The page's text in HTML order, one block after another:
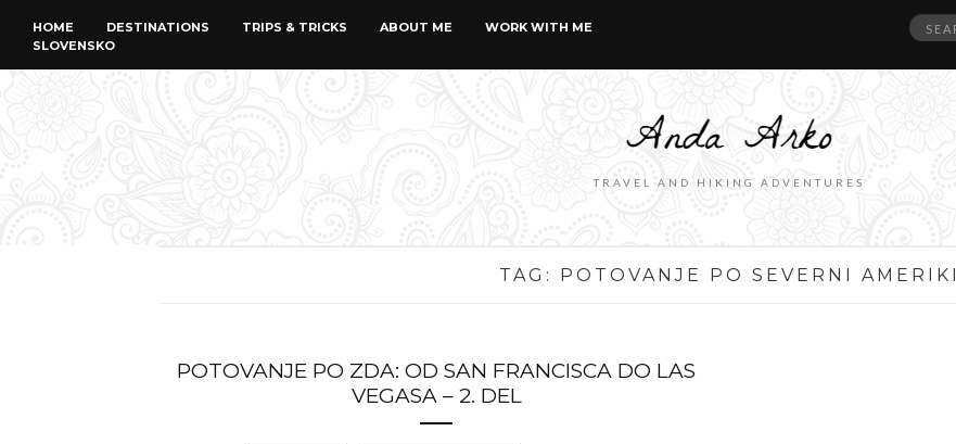
HOME DESTINATIONS TRIPS & TRICKS ABOUT ME
WORK WITH ME
SLOVENSKO
Search
TRAVEL AND HIKING ADVENTURES
TAG: POTOVANJE PO SEVERNI AMERIKI
POTOVANJE PO ZDA: OD SAN FRANCISCA DO LAS
VEGASA – 2. DEL